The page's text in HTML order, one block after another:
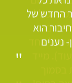
החדש של
הוא
נענים
וכולל
מכל אחד
מייד